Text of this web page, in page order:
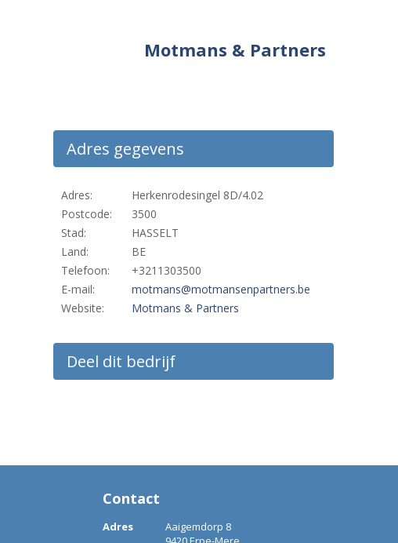
Motmans & Partners
Adres gegevens
Adres:
Herkenrodesingel 8D/4.02
Postcode:
3500
Stad:
HASSELT
Land:
BE
Telefoon:
+3211303500
E-mail:
motmans@motmansenpartners.be
Website:
Motmans & Partners
Deel dit bedrijf
Contact
Adres
Aaigemdorp 8